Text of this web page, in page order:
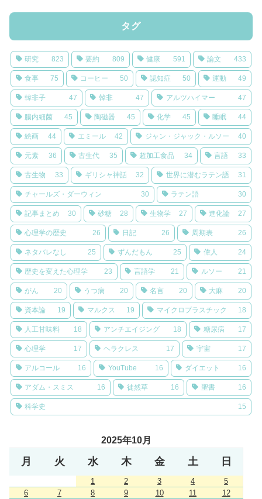
タグ
研究 823 要約 809 健康 591 論文 433
食事 75 コーヒー 50 認知症 50 運動 49
韓非子 47 韓非 47 アルツハイマー 47
腸内細菌 45 陶磁器 45 化学 45 睡眠 44
絵画 44 エミール 42 ジャン・ジャック・ルソー 40
元素 36 古生代 35 超加工食品 34 言語 33
古生物 33 ギリシャ神話 32 世界に潜むラテン語 31
チャールズ・ダーウィン 30 ラテン語 30
記事まとめ 30 砂糖 28 生物学 27 進化論 27
心理学の歴史 26 日記 26 周期表 26
ネタバレなし 25 ずんだもん 25 偉人 24
歴史を変えた心理学 23 言語学 21 ルソー 21
がん 20 うつ病 20 名言 20 大麻 20
資本論 19 マルクス 19 マイクロプラスチック 18
人工甘味料 18 アンチエイジング 18 糖尿病 17
心理学 17 ヘラクレス 17 宇宙 17
アルコール 16 YouTube 16 ダイエット 16
アダム・スミス 16 徒然草 16 聖書 16
科学史 15
2025年10月
月 火 水 木 金 土 日
1 2 3 4
5
6
7 8 9 10 11
12